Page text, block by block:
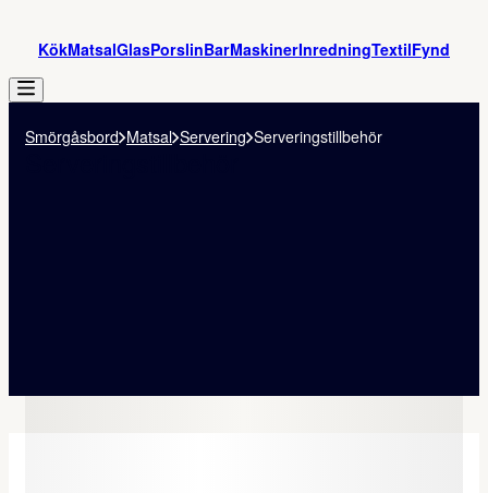
KökMatsalGlasPorslinBarMaskinerInredningTextilFynd
Smörgåsbord Matsal Servering Serveringstillbehör